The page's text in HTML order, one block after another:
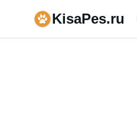
KisaPes.ru